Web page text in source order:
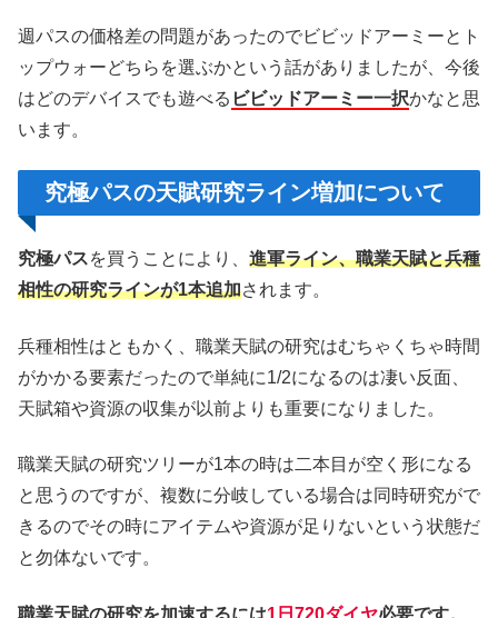
週パスの価格差の問題があったのでビビッドアーミーとト
ップウォーどちらを選ぶかという話がありましたが、今後
はどのデバイスでも遊べる ビビッドアーミー一択かなと思
います。
究極パスの天賦研究ライン増加について
究極パスを買うことにより、 進軍ライン、職業天賦と兵種
相性の研究ラインが1本追加されます。
兵種相性はともかく、職業天賦の研究はむちゃくちゃ時間
がかかる要素だったので単純に1/2になるのは凄い反面、
天賦箱や資源の収集が以前よりも重要になりました。
職業天賦の研究ツリーが1本の時は二本目が空く形になる
と思うのですが、複数に分岐している場合は同時研究がで
きるのでその時にアイテムや資源が足りないという状態だ
と勿体ないです。
職業天賦の研究を加速するには1日720ダイヤ必要です。